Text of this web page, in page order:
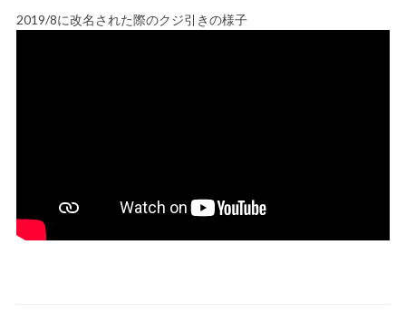
2019/8に改名された際のクジ引きの様子